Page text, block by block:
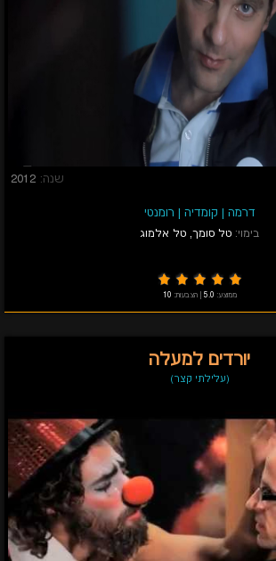
שנה: 2012
דרמה | קומדיה | רומנטי
בימוי: טל סומך, טל אלמוג
ממוצע: 5.0
|הצבעות: 10
יורדים למעלה
(עלילתי קצר)